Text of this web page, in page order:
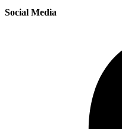
Social Media